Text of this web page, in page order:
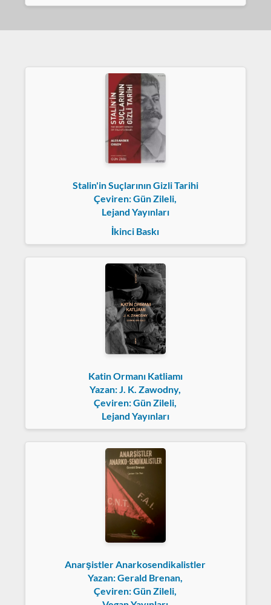
Stalin'in Suçlarının Gizli Tarihi
Çeviren: Gün Zileli,
Lejand Yayınları
İkinci Baskı
Katin Ormanı Katliamı
Yazan: J. K. Zawodny,
Çeviren: Gün Zileli,
Lejand Yayınları
Anarşistler Anarkosendikalistler
Yazan: Gerald Brenan,
Çeviren: Gün Zileli,